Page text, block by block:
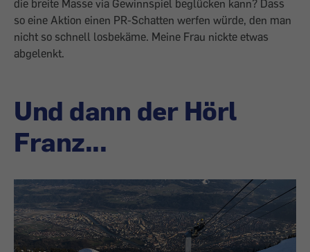
die breite Masse via Gewinnspiel beglücken kann? Dass
so eine Aktion einen PR-Schatten werfen würde, den man
nicht so schnell losbekäme. Meine Frau nickte etwas
abgelenkt.
Und dann der Hörl
Franz...